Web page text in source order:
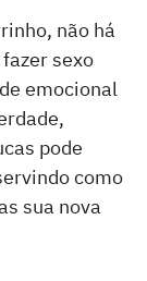
não há
sexo
emocional
pode
como
sua nova